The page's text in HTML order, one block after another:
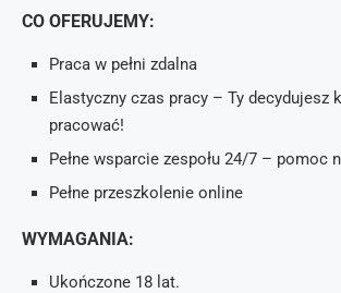
CO OFERUJEMY:
Praca w pełni zdalna
Elastyczny czas pracy – Ty decydujesz
pracować!
Pełne wsparcie zespołu 24/7 – pomoc
Pełne przeszkolenie online
WYMAGANIA:
Ukończone 18 lat.